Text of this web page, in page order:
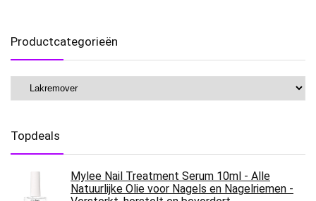
Productcategorieën
Topdeals
Mylee Nail Treatment Serum 10ml - Alle
Natuurlijke Olie voor Nagels en Nagelriemen -